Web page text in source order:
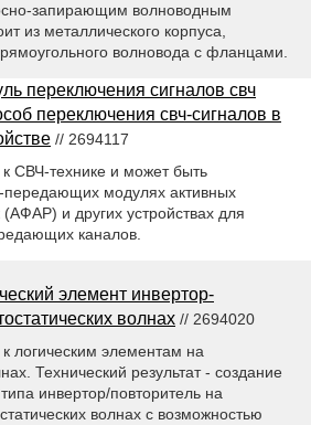
запирающим волноводным
из металлического корпуса,
волновода с фланцами.
переключения сигналов свч
переключения свч-сигналов в
// 2694117
СВЧ-технике и может быть
передающих модулях активных
и других устройствах для
каналов.
элемент инвертор-
волнах // 2694020
логическим элементам на
Технический результат - создание
инвертор/повторитель на
волнах с возможностью